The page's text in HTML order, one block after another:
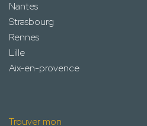
Nantes
Strasbourg
Rennes
Lille
Aix-en-provence
Trouver mon